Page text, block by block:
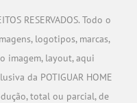
RESERVADOS. Todo o
logotipos, marcas,
imagem, layout, aqui
da POTIGUAR HOME
total ou parcial, de